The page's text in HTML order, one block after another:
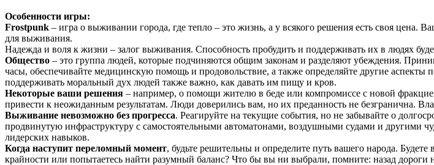
Особенности игры:
Frostpunk – игра о выживании города, где тепло – это жизнь, а у всякого решения есть своя цена.
для выживания.
Надежда и воля к жизни – залог выживания. Способность пробудить и поддерживать их в людях
Общество – это группа людей, которые подчиняются общим законам и разделяют убеждения.
часы, обеспечивайте медицинскую помощь и продовольствие, а также определяйте другие
поддерживать моральный дух людей также важно, как давать им пищу и кров.
Некоторые ваши решения – например, о помощи жителю в беде или компромиссе с новой
привести к неожиданным результатам. Люди доверились вам, но их преданность не безгранична.
Выживание невозможно без прогресса. Реагируйте на текущие события, но не забывайте о
продвинутую инфраструктуру с самостоятельными автоматонами, воздушными судами и другими
лидерских навыков.
Когда наступит переломный момент, будьте решительны и определите путь вашего народа.
крайности или попытаетесь найти разумный баланс? Что бы вы ни выбрали, помните: назад дороги